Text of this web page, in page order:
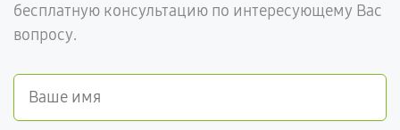
бесплатную консультацию по интересующему Вас
вопросу.